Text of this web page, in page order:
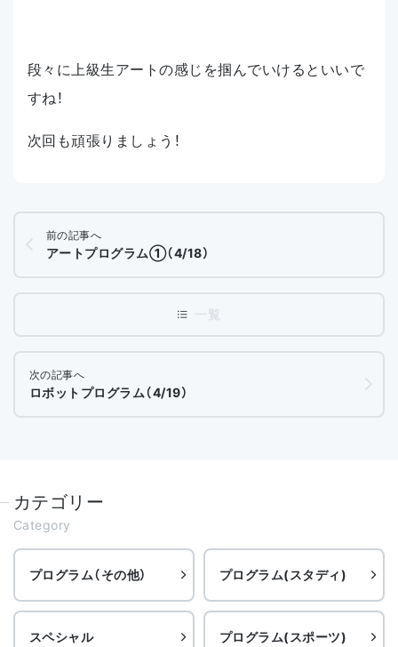
段々に上級生アートの感じを掴んでいけるといいで
すね！
次回も頑張りましょう！
前の記事へ
アートプログラム①（4/18）
次の記事へ
ロボットプログラム（4/19）
カテゴリー
Category
プログラム（その他） プログラム(スタディ)
スペシャル プログラム(スポーツ)